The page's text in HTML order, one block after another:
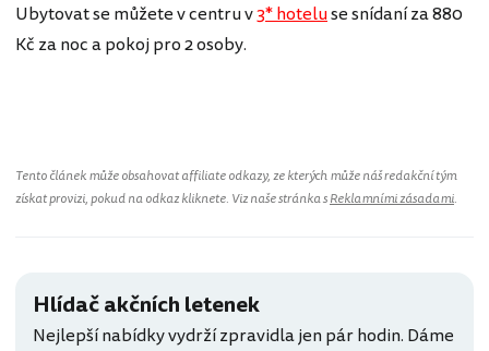
Ubytovat se můžete v centru v3* hoteluse snídaní za 880
Kč za noc a pokoj pro 2 osoby.
Tento článek může obsahovat affiliate odkazy, ze kterých může náš redakční tým
získat provizi, pokud na odkaz kliknete. Viz naše stránka sReklamními zásadami.
Hlídač akčních letenek
Nejlepší nabídky vydrží zpravidla jen pár hodin. Dáme